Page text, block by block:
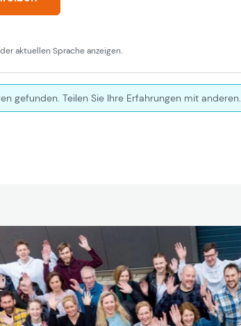
aktuellen Sprache anzeigen.
gefunden. Teilen Sie Ihre Erfahrungen mit anderen.